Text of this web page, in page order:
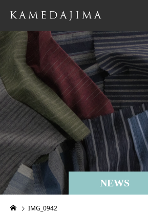
NEWS
IMG_0942